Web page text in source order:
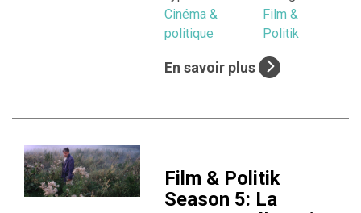
Cinéma &
politique
Film &
Politik
En savoir plus
Film & Politik
Season 5: La